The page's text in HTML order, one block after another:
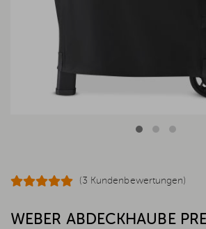
(3 Kundenbewertungen)
WEBER ABDECKHAUBE